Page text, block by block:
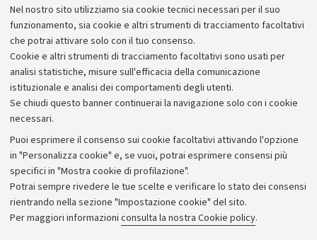
Nel nostro sito utilizziamo sia cookie tecnici necessari per il suo
funzionamento, sia cookie e altri strumenti di tracciamento facoltativi
che potrai attivare solo con il tuo consenso.
Cookie e altri strumenti di tracciamento facoltativi sono usati per
analisi statistiche, misure sull'efficacia della comunicazione
istituzionale e analisi dei comportamenti degli utenti.
Se chiudi questo banner continuerai la navigazione solo con i cookie
necessari.
Puoi esprimere il consenso sui cookie facoltativi attivando l'opzione
in "Personalizza cookie" e, se vuoi, potrai esprimere consensi più
specifici in "Mostra cookie di profilazione".
Potrai sempre rivedere le tue scelte e verificare lo stato dei consensi
rientrando nella sezione "Impostazione cookie" del sito.
Per maggiori informazioni consulta la nostra Cookie policy.
Alumni community
Piano strategico
Bilanci
Donazioni e 5x1000
Bandi, gare e concorsi
Albo online
Amministrazione trasparente
Atti di notifica
Informazioni sul sito e accessibilità